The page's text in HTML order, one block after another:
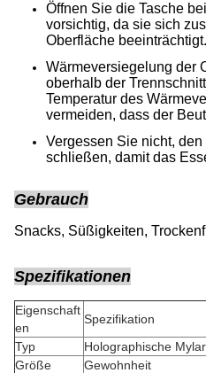
Öffnen Sie die Tasche
vorsichtig, da sie sich
Oberfläche beeinträchtigt.
Wärmeversiegelung der
oberhalb der
Temperatur des
vermeiden, dass der
Vergessen Sie nicht,
schließen, damit das
Gebrauch
Snacks, Süßigkeiten,
Spezifikationen
Eigenschaft
en
Spezifikation
Typ
Holographische
Größe
Gewohnheit